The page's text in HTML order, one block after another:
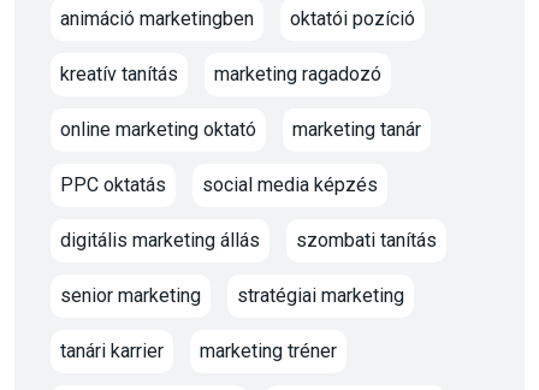
animáció marketingben oktatói pozíció
kreatív tanítás marketing ragadozó
online marketing oktató marketing tanár
PPC oktatás social media képzés
digitális marketing állás szombati tanítás
senior marketing stratégiai marketing
tanári karrier marketing tréner